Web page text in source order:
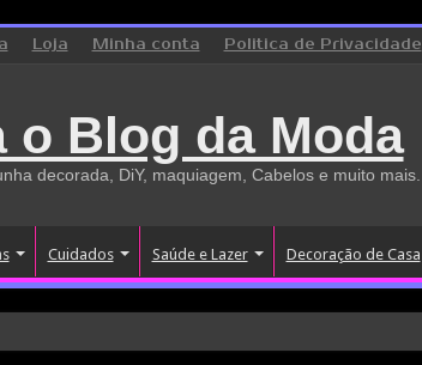
Loja Minha conta Politica de Privacidade
o Blog da Moda
decorada, DiY, maquiagem, Cabelos e muito mais.
Cuidados Saúde e Lazer Decoração de Casa